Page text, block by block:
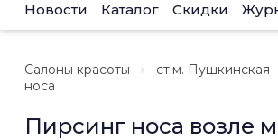
Новости Каталог Скидки
Салоны красоты ст.м. Пушкинская
носа
Пирсинг носа возле